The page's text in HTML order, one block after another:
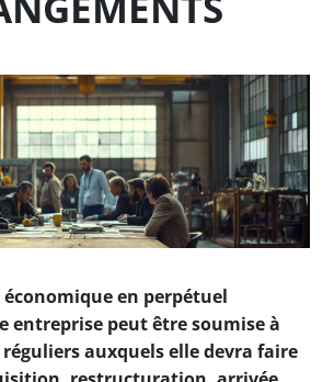
en perpétuel
entreprise peut être soumise à
auxquels elle devra faire